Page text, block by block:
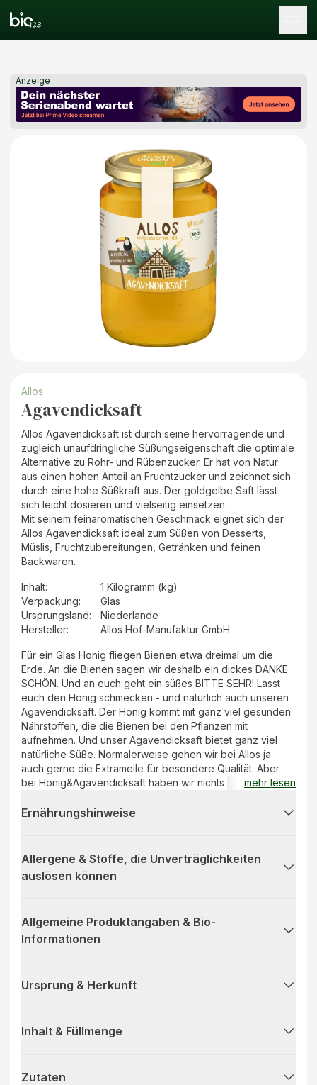
Anzeige
Allos
Agavendicksaft
Allos Agavendicksaft ist durch seine hervorragende und
zugleich unaufdringliche Süßungseigenschaft die optimale
Alternative zu Rohr- und Rübenzucker. Er hat von Natur
aus einen hohen Anteil an Fruchtzucker und zeichnet sich
durch eine hohe Süßkraft aus. Der goldgelbe Saft lässt
sich leicht dosieren und vielseitig einsetzen.
Mit seinem feinaromatischen Geschmack eignet sich der
Allos Agavendicksaft ideal zum Süßen von Desserts,
Müslis, Fruchtzubereitungen, Getränken und feinen
Backwaren.
Inhalt:
1 Kilogramm (kg)
Verpackung:
Glas
Ursprungsland:
Niederlande
Hersteller: Allos Hof-Manufaktur GmbH
Für ein Glas Honig fliegen Bienen etwa dreimal um die
Erde. An die Bienen sagen wir deshalb ein dickes DANKE
SCHÖN. Und an euch geht ein süßes BITTE SEHR! Lasst
euch den Honig schmecken - und natürlich auch unseren
Agavendicksaft. Der Honig kommt mit ganz viel gesunden
Nährstoffen, die die Bienen bei den Pflanzen mit
aufnehmen. Und unser Agavendicksaft bietet ganz viel
natürliche Süße. Normalerweise gehen wir bei Allos ja
auch gerne die Extrameile für besondere Qualität. Aber
bei Honig&Agavendicksaft haben wir nichts hinzuzufügen.
mehr lesen
Ernährungshinweise
Allergene & Stoffe, die Unverträglichkeiten
auslösen können
Allgemeine Produktangaben & Bio-
Informationen
Ursprung & Herkunft
Inhalt & Füllmenge
Zutaten